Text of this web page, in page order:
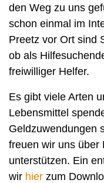
den Weg zu uns
schon einmal im
Preetz vor Ort sind
ob als
freiwilliger Helfer.
Es gibt viele Arten
Lebensmittel
Geldzuwendungen
freuen wir uns über
unterstützen. Ein
wir hier zum